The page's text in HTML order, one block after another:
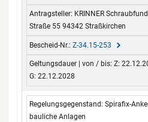
KRINNER
Straße 55 94342 Straßkirchen
Z-34.15-253
Z:
G: 22.12.2028
Spirafix-
bauliche Anlagen